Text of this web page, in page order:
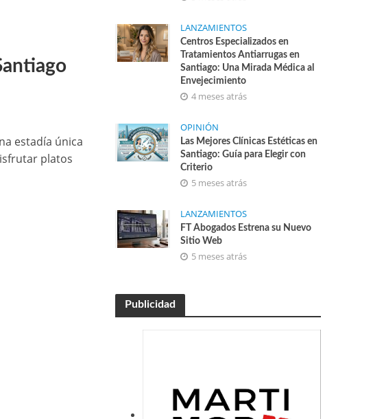
estadía única
platos
LANZAMIENTOS
Centros Especializados en
Tratamientos Antiarrugas en
Santiago: Una Mirada Médica al
Envejecimiento
4 meses atrás
OPINIÓN
Las Mejores Clínicas Estéticas en
Santiago: Guía para Elegir con
Criterio
5 meses atrás
LANZAMIENTOS
FT Abogados Estrena su Nuevo
Sitio Web
5 meses atrás
Publicidad